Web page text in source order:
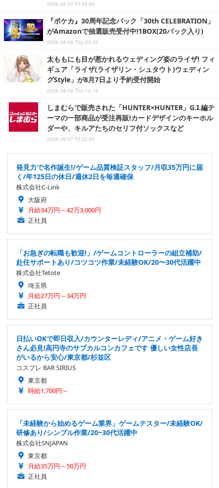
2026.08.07 Fri 03:40
『ポケカ』30周年記念パック「30th CELEBRATION」
がAmazonで抽選販売受付中!1BOX(20パック入り)
2026.08.06 Thu 03:30
太ももにも目が惹かれるウェディング姿のライザ! フィ
ギュア「ライザ(ライザリン・シュタウト)ウェディン
グStyle」が8月7日より予約受付開始
2026.08.06 Thu 10:15
しまむらで販売された「HUNTER×HUNTER」G.I.編テ
ーマの一部商品が受注再販!カードデザインのキーホル
ダーや、キルアたちのセリフ付ソックスなど
2026.08.07 Fri 02:00
発見力で名作誕生!/ゲーム品質検証スタッフ/月収35万円に届
く/年125日の休日/週休2日を毎週確保
株式会社C-Link
大阪府
月給34万円～42万3,000円
正社員
「お急ぎの転職も歓迎!」/ゲームコントローラーの組立補助/
赴任サポートあり/コツコツ作業/未経験OK/20〜30代活躍中
株式会社Tetote
埼玉県
月給27万円～34万円
正社員
日払いOKで即日収入/カウンターレディ/アニメ・ゲーム好き
さん必見!高円寺のサブカルコンカフェです 優しい女性店長
がいるから安心/東京都/杉並区
コスプレ BAR SIRIUS
東京都
時給1,700円～
「未経験から始めるゲーム業界」ゲームテスター/未経験OK/
研修あり/シンプル作業/20~30代活躍中
株式会社SNJAPAN
東京都
月給35万円～50万円
正社員